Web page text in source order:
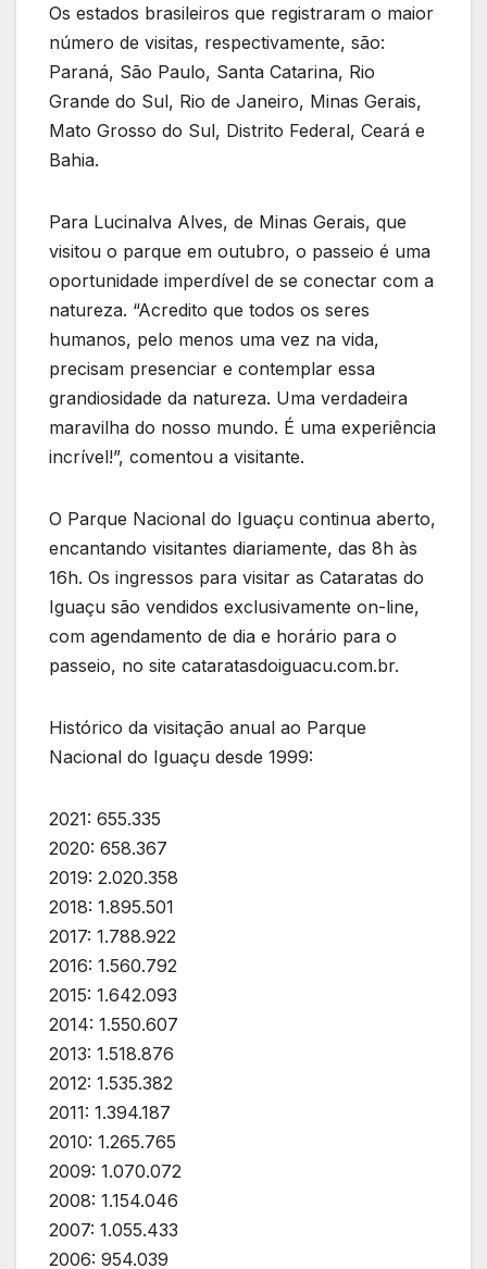
Os estados brasileiros que registraram o maior
número de visitas, respectivamente, são:
Paraná, São Paulo, Santa Catarina, Rio
Grande do Sul, Rio de Janeiro, Minas Gerais,
Mato Grosso do Sul, Distrito Federal, Ceará e
Bahia.
Para Lucinalva Alves, de Minas Gerais, que
visitou o parque em outubro, o passeio é uma
oportunidade imperdível de se conectar com a
natureza. “Acredito que todos os seres
humanos, pelo menos uma vez na vida,
precisam presenciar e contemplar essa
grandiosidade da natureza. Uma verdadeira
maravilha do nosso mundo. É uma experiência
incrível!”, comentou a visitante.
O Parque Nacional do Iguaçu continua aberto,
encantando visitantes diariamente, das 8h às
16h. Os ingressos para visitar as Cataratas do
Iguaçu são vendidos exclusivamente on-line,
com agendamento de dia e horário para o
passeio, no site cataratasdoiguacu.com.br.
Histórico da visitação anual ao Parque
Nacional do Iguaçu desde 1999:
2021: 655.335
2020: 658.367
2019: 2.020.358
2018: 1.895.501
2017: 1.788.922
2016: 1.560.792
2015: 1.642.093
2014: 1.550.607
2013: 1.518.876
2012: 1.535.382
2011: 1.394.187
2010: 1.265.765
2009: 1.070.072
2008: 1.154.046
2007: 1.055.433
2006: 954.039